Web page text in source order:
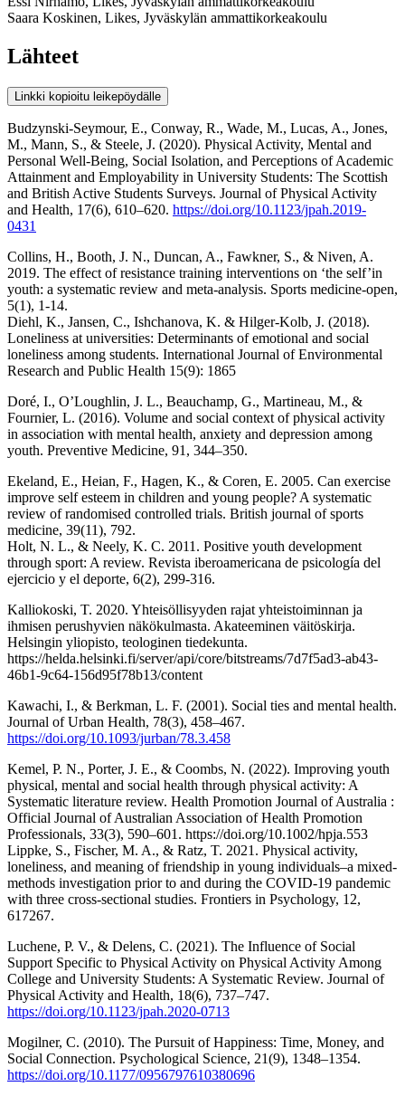
Saara Koskinen, Likes, Jyväskylän ammattikorkeakoulu
Lähteet
Linkki kopioitu leikepöydälle
Budzynski-Seymour, E., Conway, R., Wade, M., Lucas, A., Jones,
M., Mann, S., & Steele, J. (2020). Physical Activity, Mental and
Personal Well-Being, Social Isolation, and Perceptions of Academic
Attainment and Employability in University Students: The Scottish
and British Active Students Surveys. Journal of Physical Activity
and Health, 17(6), 610–620. https://doi.org/10.1123/jpah.2019-
0431
Collins, H., Booth, J. N., Duncan, A., Fawkner, S., & Niven, A.
2019. The effect of resistance training interventions on ‘the self’in
youth: a systematic review and meta-analysis. Sports medicine-open,
5(1), 1-14.
Diehl, K., Jansen, C., Ishchanova, K. & Hilger-Kolb, J. (2018).
Loneliness at universities: Determinants of emotional and social
loneliness among students. International Journal of Environmental
Research and Public Health 15(9): 1865
Doré, I., O’Loughlin, J. L., Beauchamp, G., Martineau, M., &
Fournier, L. (2016). Volume and social context of physical activity
in association with mental health, anxiety and depression among
youth. Preventive Medicine, 91, 344–350.
Ekeland, E., Heian, F., Hagen, K., & Coren, E. 2005. Can exercise
improve self esteem in children and young people? A systematic
review of randomised controlled trials. British journal of sports
medicine, 39(11), 792.
Holt, N. L., & Neely, K. C. 2011. Positive youth development
through sport: A review. Revista iberoamericana de psicología del
ejercicio y el deporte, 6(2), 299-316.
Kalliokoski, T. 2020. Yhteisöllisyyden rajat yhteistoiminnan ja
ihmisen perushyvien näkökulmasta. Akateeminen väitöskirja.
Helsingin yliopisto, teologinen tiedekunta.
https://helda.helsinki.fi/server/api/core/bitstreams/7d7f5ad3-ab43-
46b1-9c64-156d95f78b13/content
Kawachi, I., & Berkman, L. F. (2001). Social ties and mental health.
Journal of Urban Health, 78(3), 458–467.
https://doi.org/10.1093/jurban/78.3.458
Kemel, P. N., Porter, J. E., & Coombs, N. (2022). Improving youth
physical, mental and social health through physical activity: A
Systematic literature review. Health Promotion Journal of Australia :
Official Journal of Australian Association of Health Promotion
Professionals, 33(3), 590–601. https://doi.org/10.1002/hpja.553
Lippke, S., Fischer, M. A., & Ratz, T. 2021. Physical activity,
loneliness, and meaning of friendship in young individuals–a mixed-
methods investigation prior to and during the COVID-19 pandemic
with three cross-sectional studies. Frontiers in Psychology, 12,
617267.
Luchene, P. V., & Delens, C. (2021). The Influence of Social
Support Specific to Physical Activity on Physical Activity Among
College and University Students: A Systematic Review. Journal of
Physical Activity and Health, 18(6), 737–747.
https://doi.org/10.1123/jpah.2020-0713
Mogilner, C. (2010). The Pursuit of Happiness: Time, Money, and
Social Connection. Psychological Science, 21(9), 1348–1354.
https://doi.org/10.1177/0956797610380696